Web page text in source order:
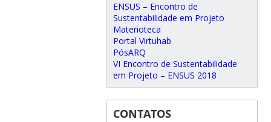
ENSUS – Encontro de
Sustentabilidade em Projeto
Materioteca
Portal Virtuhab
PósARQ
VI Encontro de Sustentabilidade
em Projeto – ENSUS 2018
CONTATOS